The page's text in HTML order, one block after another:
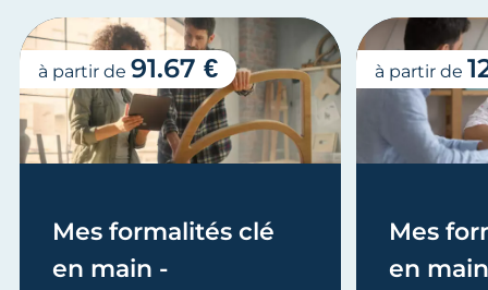
Mes formalités clé
en main -
à partir de 91.67 €
Mes
en
à partir de